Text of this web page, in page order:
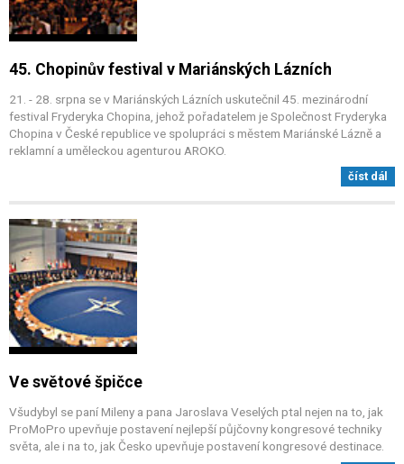
45. Chopinův festival v Mariánských Lázních
21. - 28. srpna se v Mariánských Lázních uskutečnil 45. mezinárodní
festival Fryderyka Chopina, jehož pořadatelem je Společnost Fryderyka
Chopina v České republice ve spolupráci s městem Mariánské Lázně a
reklamní a uměleckou agenturou AROKO.
číst dál
Ve světové špičce
Všudybyl se paní Mileny a pana Jaroslava Veselých ptal nejen na to, jak
ProMoPro upevňuje postavení nejlepší půjčovny kongresové techniky
světa, ale i na to, jak Česko upevňuje postavení kongresové destinace.